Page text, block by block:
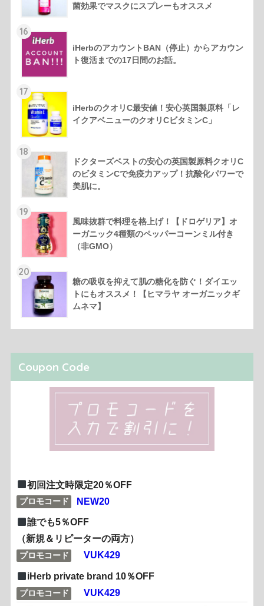
菌効果でマスクにスプレーもオススメ
16
iHerbのアカウントBAN（停止）からアカウン
ト復活までの17日間のお話。
17
iHerbのクオリC最安値！安心英国製原料「レ
イクアベニューのクオリCビタミンC」
18
ドクターズベストの安心の英国製原料クオリC
のビタミンCで免疫力アップ！抗酸化パワーで
美肌に。
19
風味抜群で料理を格上げ！【ドロゲリア】オ
ーガニック4種類のペッパーコーンミル付き
（非GMO）
20
糖の吸収を抑えて肌の糖化を防ぐ！ダイエッ
トにもオススメ！【ヒマラヤ オーガニックギ
ムネマ】
Coupon Code
初回注文時限定20％OFF
プロモコード NEW20
誰でも5％OFF
（新規＆リピーターの両方）
プロモコード VUK429
iHerb private brand 10％OFF
プロモコード VUK429